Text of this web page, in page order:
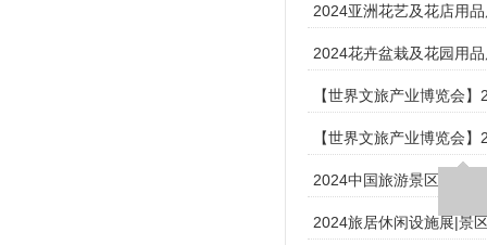
2024亚洲花艺及花店用
2024花卉盆栽及花园用
【世界文旅产业博览会
【世界文旅产业博览会
2024中国旅游景区装备
2024旅居休闲设施展|景